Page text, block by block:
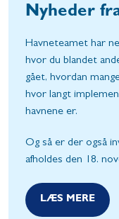
Nyheder
Havneteamet har
hvor du blandet
gået, hvordan
hvor langt
havnene er.
Og så er der også
afholdes den 18.
LÆS MERE